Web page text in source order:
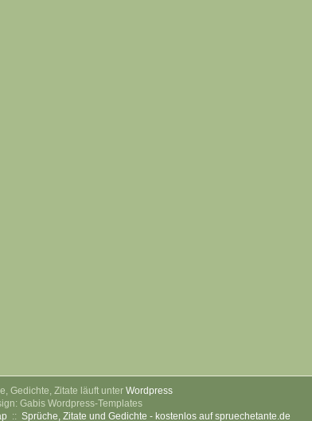
Gedichte, Zitate läuft unter Wordpress
Gabis Wordpress-Templates
:: Sprüche, Zitate und Gedichte - kostenlos auf spruechetante.de